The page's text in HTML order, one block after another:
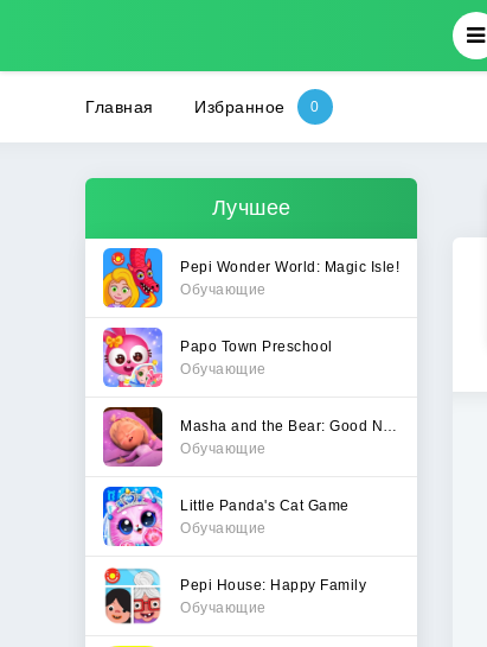
Главная Избранное
Лучшее
Pepi Wonder World: Magic Isle!
Обучающие
Papo Town Preschool
Обучающие
Обучающие
Little Panda's Cat Game
Обучающие
Pepi House: Happy Family
Обучающие